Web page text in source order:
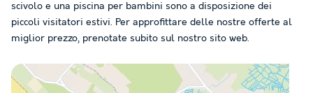
scivolo e una piscina per bambini sono a disposizione dei
piccoli visitatori estivi. Per approfittare delle nostre offerte al
miglior prezzo, prenotate subito sul nostro sito web.